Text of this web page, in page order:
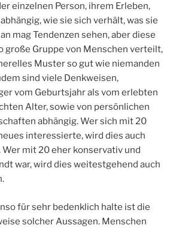
einzelnen Person, ihrem Erleben,
wie sie sich verhält, was sie
mag Tendenzen sehen, aber diese
große Gruppe von Menschen verteilt,
Muster so gut wie niemanden
sind viele Denkweisen,
vom Geburtsjahr als vom erlebten
Alter, sowie von persönlichen
abhängig. Wer sich mit 20
interessierte, wird dies auch
mit 20 eher konservativ und
war, wird dies weitestgehend auch
für sehr bedenklich halte ist die
solcher Aussagen. Menschen